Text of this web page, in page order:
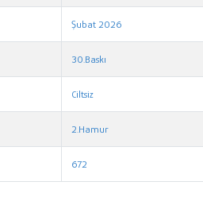
Şubat 2026
30.Baskı
Ciltsiz
2.Hamur
672